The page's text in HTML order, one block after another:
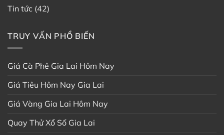
Tin tức (42)
TRUY VẤN PHỔ BIẾN
Giá Cà Phê Gia Lai Hôm Nay
Giá Tiêu Hôm Nay Gia Lai
Giá Vàng Gia Lai Hôm Nay
Quay Thử Xổ Số Gia Lai